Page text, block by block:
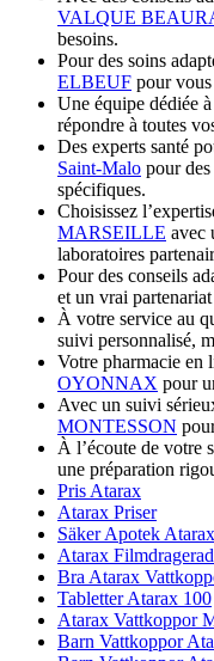
VALQUE
besoins.
Pour des soins
ELBEUF pour
Une équipe dédiée
répondre à toutes
Des experts santé
Saint-Malo pour des
spécifiques.
Choisissez
MARSEILLE avec
laboratoires
Pour des conseils
et un vrai
À votre service au
suivi personnalisé,
Votre pharmacie en
OYONNAX pour
Avec un suivi
MONTESSON
À l’écoute de votre
une préparation
Pris Atarax
Atarax Priser
Säker Apotek
Atarax
Bra Atarax
Tabletter Atarax 100
Atarax Vattkoppor
Barn Vattkoppor